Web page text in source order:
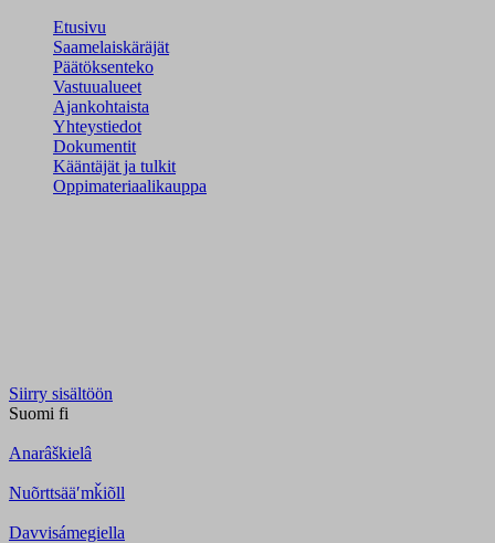
Etusivu
Saamelaiskäräjät
Päätöksenteko
Vastuualueet
Ajankohtaista
Yhteystiedot
Dokumentit
Kääntäjät ja tulkit
Oppimateriaalikauppa
Siirry sisältöön
Suomi fi
Anarâškielâ
Nuõrttsääʹmǩiõll
Davvisámegiella